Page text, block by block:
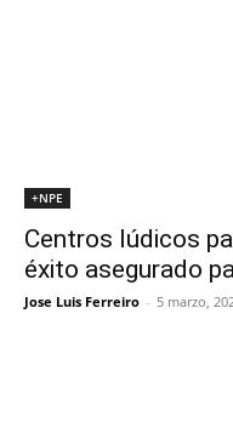
+NPE
Centros lúdicos
éxito asegurado
Jose Luis Ferreiro - 5 marzo,